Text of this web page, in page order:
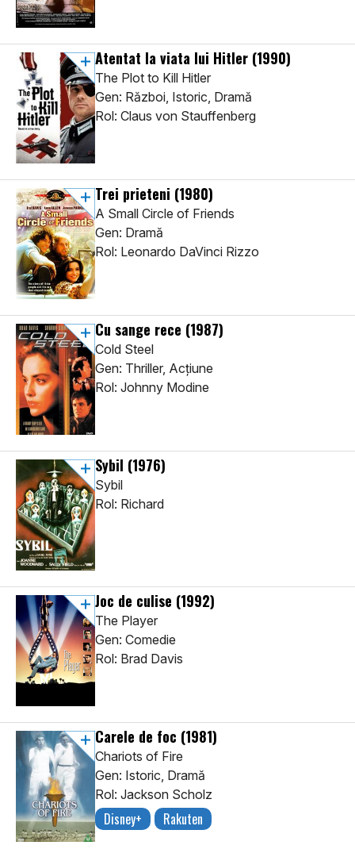
Atentat la viata lui Hitler (1990)
The Plot to Kill Hitler
Gen: Război, Istoric, Dramă
Rol: Claus von Stauffenberg
Trei prieteni (1980)
A Small Circle of Friends
Gen: Dramă
Rol: Leonardo DaVinci Rizzo
Cu sange rece (1987)
Cold Steel
Gen: Thriller, Acţiune
Rol: Johnny Modine
Sybil (1976)
Sybil
Rol: Richard
Joc de culise (1992)
The Player
Gen: Comedie
Rol: Brad Davis
Carele de foc (1981)
Chariots of Fire
Gen: Istoric, Dramă
Rol: Jackson Scholz
Disney+ Rakuten